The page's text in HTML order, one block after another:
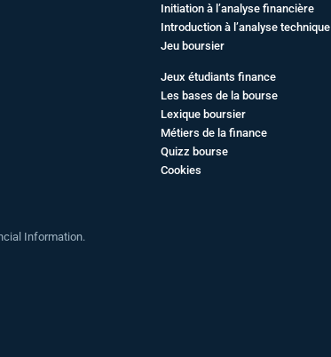
Initiation à l’analyse financière
Introduction à l’analyse technique
Jeu boursier
Jeux étudiants finance
Les bases de la bourse
Lexique boursier
Métiers de la finance
Quizz bourse
Cookies
Information.